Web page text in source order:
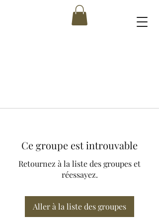
Ce groupe est introuvable
Retournez à la liste des groupes et
réessayez.
Aller à la liste des groupes